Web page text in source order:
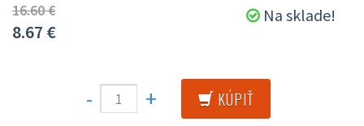
Na sklade!
16.60 €
8.67 €
- + KÚPIŤ